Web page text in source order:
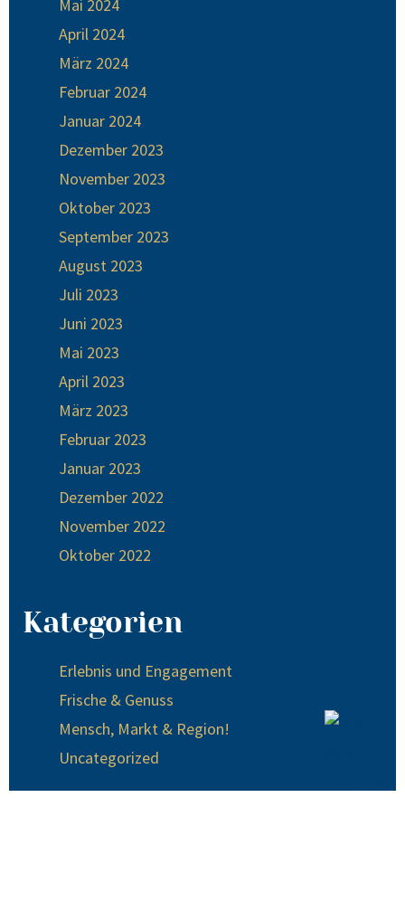
Mai 2024
April 2024
März 2024
Februar 2024
Januar 2024
Dezember 2023
November 2023
Oktober 2023
September 2023
August 2023
Juli 2023
Juni 2023
Mai 2023
April 2023
März 2023
Februar 2023
Januar 2023
Dezember 2022
November 2022
Oktober 2022
Kategorien
Erlebnis und Engagement
Frische & Genuss
Mensch, Markt & Region!
Uncategorized